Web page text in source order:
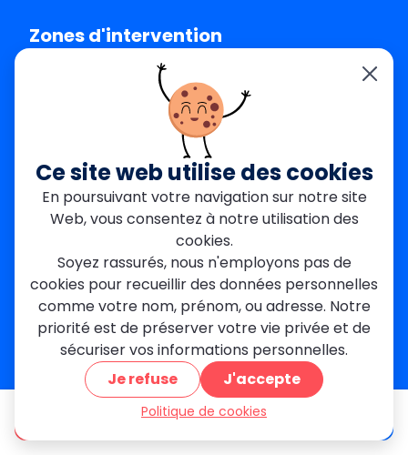
Zones d'intervention
Hauts-de-Seine (92)
Seine-Saint-Denis (93)
Seine-et-Marne (77)
Yvelines (78)
Paris Est
Seine-Saint-Denis
Garges-lès-Gonesse
Val-de-Marne
Dourdan
Rambouillet
Mantes-la-Jolie
Devis gratuit
Ce site web utilise des cookies
En poursuivant votre navigation sur notre site
Web, vous consentez à notre utilisation des
cookies.
Soyez rassurés, nous n'employons pas de
cookies pour recueillir des données personnelles
comme votre nom, prénom, ou adresse. Notre
priorité est de préserver votre vie privée et de
sécuriser vos informations personnelles.
Je refuse
J'accepte
Politique de cookies